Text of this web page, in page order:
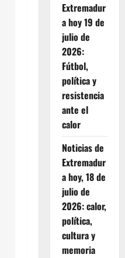
Extremadur
a hoy 19 de
julio de
2026:
Fútbol,
política y
resistencia
ante el
calor
Noticias de
Extremadur
a hoy, 18 de
julio de
2026: calor,
política,
cultura y
memoria